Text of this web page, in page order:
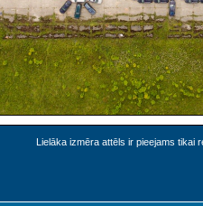
Lielāka izmēra attēls ir pieejams tikai